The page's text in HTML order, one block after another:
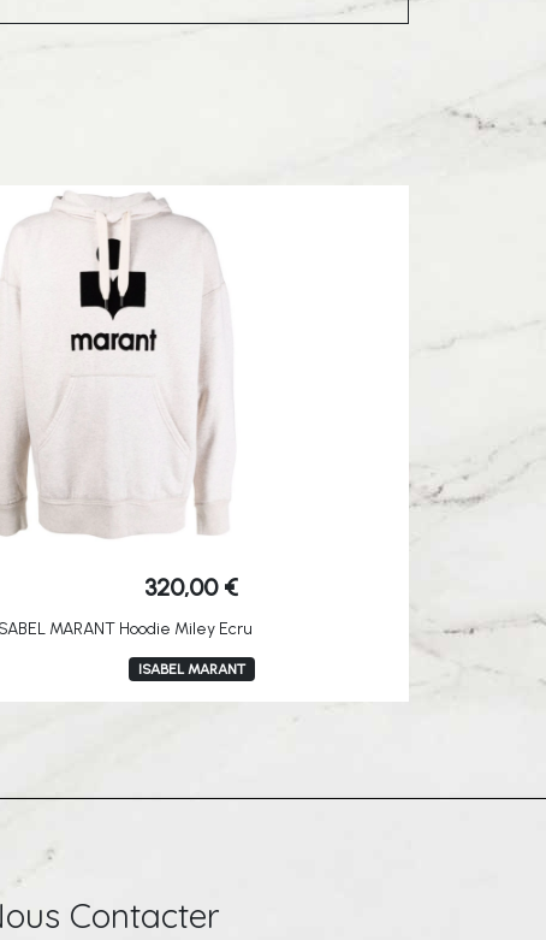
320,00 €
MARANT Hoodie Miley Ecru
ISABEL MARANT
Contacter